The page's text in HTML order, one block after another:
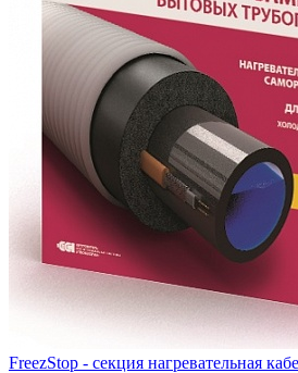
FreezStop - секция нагревательная